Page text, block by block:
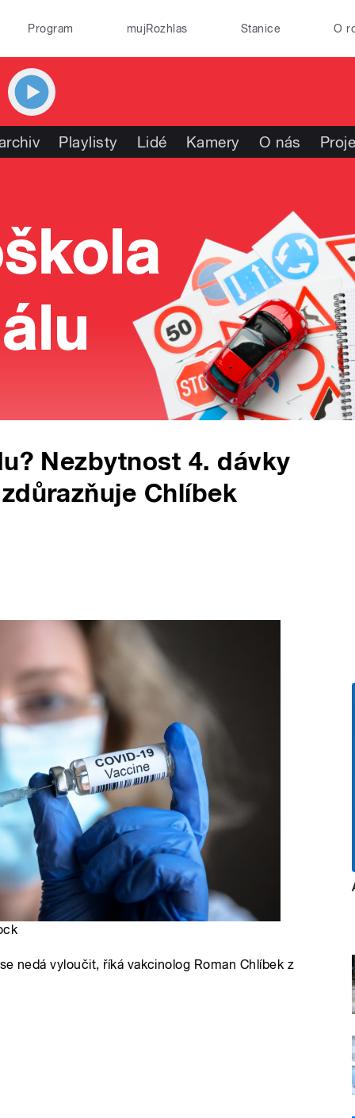
Program mujRozhlas Stanice O
Playlisty Lidé Kamery O nás
Nezbytnost 4. dávky
Chlíbek
nedá vyloučit, říká vakcinolog Roman Chlíbek z